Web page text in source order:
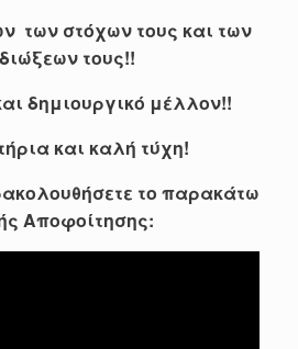
των στόχων τους και των
τους!!
δημιουργικό μέλλον!!
και καλή τύχη!
το παρακάτω
Αποφοίτησης: